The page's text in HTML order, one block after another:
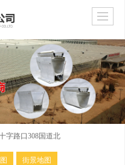
字路口308国道北
街景地图